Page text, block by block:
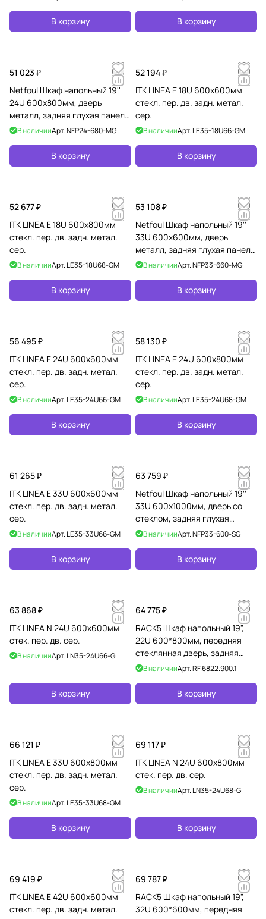
В корзину В корзину
51 023 ₽
Netfoul Шкаф напольный 19''
24U 600х800мм, дверь
металл, задняя глухая панель,
боковые панели на защелках,
В наличииАрт.NFP24-680-MG
В корзину
52 194 ₽
ITK LINEA E 18U 600х600мм
стекл. пер. дв. задн. метал.
сер.
В наличииАрт. LE35-18U66-GM
В корзину
52 677 ₽
ITK LINEA E 18U 600х800мм
стекл. пер. дв. задн. метал.
сер.
В наличииАрт. LE35-18U68-GM
В корзину
53 108 ₽
Netfoul Шкаф напольный 19''
33U 600х600мм, дверь
металл, задняя глухая панель,
боковые панели на защелках,
В наличииАрт.NFP33-660-MG
В корзину
56 495 ₽
ITK LINEA E 24U 600х600мм
стекл. пер. дв. задн. метал.
сер.
В наличииАрт. LE35-24U66-GM
В корзину
58 130 ₽
ITK LINEA E 24U 600х800мм
стекл. пер. дв. задн. метал.
сер.
В наличииАрт. LE35-24U68-GM
В корзину
61 265 ₽
ITK LINEA E 33U 600х600мм
стекл. пер. дв. задн. метал.
сер.
В наличииАрт. LE35-33U66-GM
В корзину
63 759 ₽
Netfoul Шкаф напольный 19''
33U 600х1000мм, дверь со
стеклом, задняя глухая
панель, боковые панели на
В наличииАрт.NFP33-600-SG
В корзину
63 868 ₽
ITK LINEA N 24U 600х600мм
стек. пер. дв. сер.
В наличииАрт. LN35-24U66-G
В корзину
64 775 ₽
RACK5 Шкаф напольный 19",
22U 600*800мм, передняя
стеклянная дверь, задняя
цельная стальная,
В наличииАрт.RF.6822.900.1
В корзину
66 121 ₽
ITK LINEA E 33U 600х800мм
стекл. пер. дв. задн. метал.
сер.
В наличииАрт. LE35-33U68-GM
В корзину
69 117 ₽
ITK LINEA N 24U 600х800мм
стек. пер. дв. сер.
В наличииАрт. LN35-24U68-G
В корзину
69 419 ₽
ITK LINEA E 42U 600х600мм
стекл. пер. дв. задн. метал.
69 787 ₽
RACK5 Шкаф напольный 19",
32U 600*600мм, передняя